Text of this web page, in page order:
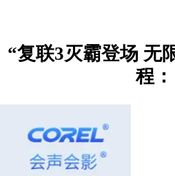
二、视频制作
“复联3灭霸登场 无
程：